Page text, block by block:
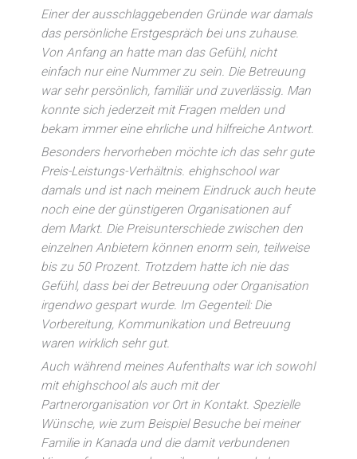
Einer der ausschlaggebenden Gründe war damals
das persönliche Erstgespräch bei uns zuhause.
Von Anfang an hatte man das Gefühl, nicht
einfach nur eine Nummer zu sein. Die Betreuung
war sehr persönlich, familiär und zuverlässig. Man
konnte sich jederzeit mit Fragen melden und
bekam immer eine ehrliche und hilfreiche Antwort.
Besonders hervorheben möchte ich das sehr gute
Preis-Leistungs-Verhältnis. ehighschool war
damals und ist nach meinem Eindruck auch heute
noch eine der günstigeren Organisationen auf
dem Markt. Die Preisunterschiede zwischen den
einzelnen Anbietern können enorm sein, teilweise
bis zu 50 Prozent. Trotzdem hatte ich nie das
Gefühl, dass bei der Betreuung oder Organisation
irgendwo gespart wurde. Im Gegenteil: Die
Vorbereitung, Kommunikation und Betreuung
waren wirklich sehr gut.
Auch während meines Aufenthalts war ich sowohl
mit ehighschool als auch mit der
Partnerorganisation vor Ort in Kontakt. Spezielle
Wünsche, wie zum Beispiel Besuche bei meiner
Familie in Kanada und die damit verbundenen